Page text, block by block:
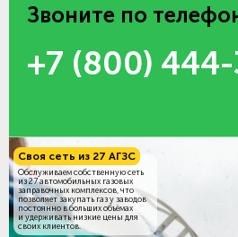
Звоните по
+7 (800)
Своя сеть из 27 АГЗС
Обслуживаем собственную сеть
из 27 автомобильных газовых
заправочных комплексов, что
позволяет закупать газ у заводов
постоянно в больших объёмах
и удерживать низкие цены для
своих клиентов.